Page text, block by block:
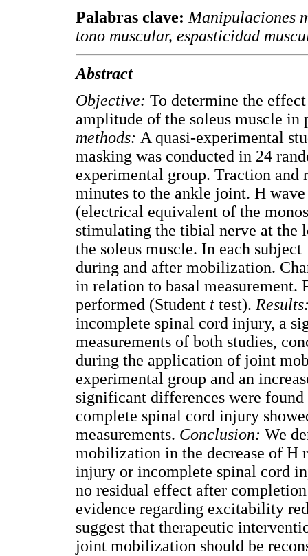
Palabras clave: Manipulaciones
tono muscular, espasticidad
Abstract
Objective: To determine the
amplitude of the soleus muscle
methods: A quasi-experimental
masking was conducted in 24
experimental group. Traction
minutes to the ankle joint. H
(electrical equivalent of the
stimulating the tibial nerve at the
the soleus muscle. In each
during and after mobilization.
in relation to basal measurement.
performed (Student t test).
incomplete spinal cord injury, a
measurements of both studies,
during the application of joint
experimental group and an
significant differences were
complete spinal cord injury
measurements. Conclusion: We
mobilization in the decrease of
injury or incomplete spinal cord
no residual effect after
evidence regarding excitability
suggest that therapeutic
joint mobilization should be